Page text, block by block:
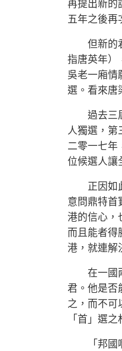
再提出新的
五年之後再
但新的君
指唐英年）
吳老一廂情
選。看來唐
過去三屆
人獨選，第
二零一七年
位候選人讓
正因如此
意問鼎特首
港的信心，
而且能者得
港，就連解
在一國兩
君。他是否
之，而不可
「首」選之
「邦國啊